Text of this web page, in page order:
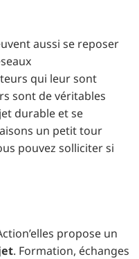
aussi se reposer
qui leur sont
sont de véritables
durable et se
un petit tour
pouvez solliciter si
propose un
. Formation, échanges